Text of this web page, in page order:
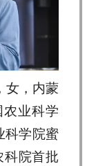
女，内蒙
业科学
科学院蜜
院首批